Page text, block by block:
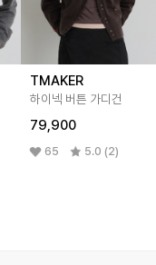
TMAKER
하이넥 버튼 가디건
79,900
65 5.0 (2)